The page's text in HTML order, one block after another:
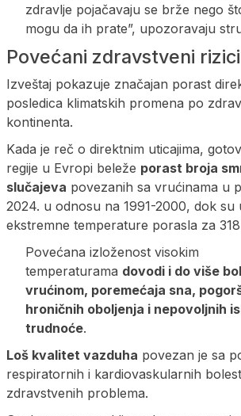
zdravlje pojačavaju se brže nego
mogu da ih prate”, upozoravaju
Povećani zdravstveni rizici
Izveštaj pokazuje značajan porast
posledica klimatskih promena po
kontinenta.
Kada je reč o direktnim uticajima,
regije u Evropi beleže porast broja
slučajeva povezanih sa vrućinama u
2024. u odnosu na 1991-2000, dok su
ekstremne temperature porasla za
Povećana izloženost visokim
temperaturama dovodi i do više
vrućinom, poremećaja sna,
hroničnih oboljenja i nepovoljnih
trudnoće.
Loš kvalitet vazduha povezan je sa
respiratornih i kardiovaskularnih
zdravstvenih problema.